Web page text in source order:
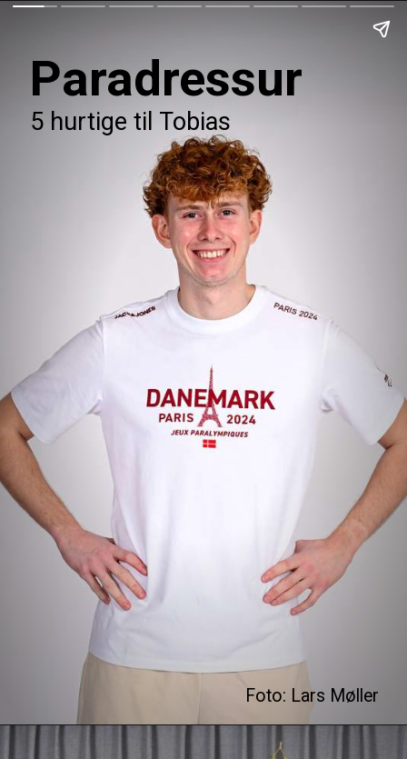
Paradressur
5 hurtige til Tobias
Foto: Lars Møller